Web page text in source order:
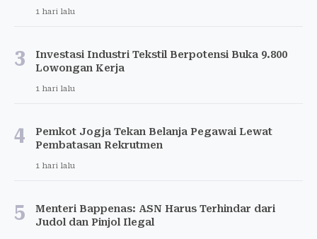
1 hari lalu
3
Investasi Industri Tekstil Berpotensi Buka 9.800
Lowongan Kerja
1 hari lalu
4
Pemkot Jogja Tekan Belanja Pegawai Lewat
Pembatasan Rekrutmen
1 hari lalu
5
Menteri Bappenas: ASN Harus Terhindar dari
Judol dan Pinjol Ilegal